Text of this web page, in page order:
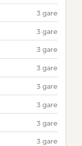
3 gare
3 gare
3 gare
3 gare
3 gare
3 gare
3 gare
3 gare